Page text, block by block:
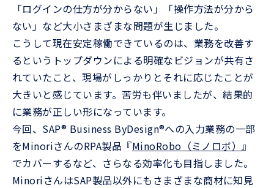
「ログインの仕方が分からない」「操作方法が分から
ない」など大小さまざまな問題が生じました。
こうして現在安定稼働できているのは、業務を改善す
るというトップダウンによる明確なビジョンが共有さ
れていたこと、現場がしっかりとそれに応じたことが
大きいと感じています。苦労も伴いましたが、結果的
に業務が正しい形になっています。
今回、SAP® Business ByDesign®への入力業務の一部
をMinoriさんのRPA製品『MinoRobo（ミノロボ） 』
でカバーするなど、さらなる効率化も目指しました。
MinoriさんはSAP製品以外にもさまざまな商材に知見